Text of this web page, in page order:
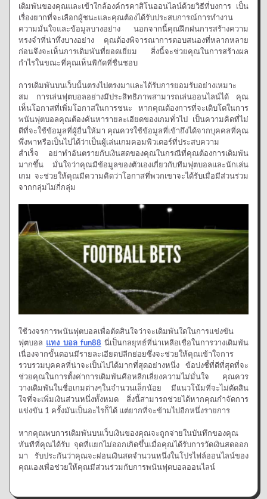
เดิมพันของคุณและเข้าใกล้องค์กรคาสิโนออนไลน์ด้วยวิธีที่บงการ เป็น
เรื่องยากที่จะเลือกผู้ชนะและคุณต้องได้รับประสบการณ์การทำงาน
ความมั่นใจและข้อมูลบางอย่าง นอกจากนี้คุณฝึกฝนการสร้างความ
ทรงจำที่น่าทึ่งบางอย่าง คุณต้องพิจารณาการตอบสนองที่หลากหลาย
ก่อนจึงจะเห็นการเดิมพันที่ยอดเยี่ยม สิ่งนี้จะช่วยคุณในการสร้างผล
กำไรในขณะที่คุณเห็นพิกัดที่ชื่นชอบ
การเดิมพันบนเว็บนั้นตรงไปตรงมาและได้รับการยอมรับอย่างเหมาะ
สม การเล่นฟุตบอลอย่างมีประสิทธิภาพสามารถเล่นออนไลน์ได้ คุณ
เห็นโอกาสที่เพิ่มโอกาสในการชนะ หากคุณต้องการที่จะเติบโตในการ
พนันฟุตบอลคุณต้องค้นหารายละเอียดของเกมทั่วไป เป็นความคิดที่ไม่
ดีที่จะใช้ข้อมูลที่ผู้อื่นให้มา คุณควรใช้ข้อมูลที่เข้าถึงได้จากบุคคลที่คุณ
พึ่งพาหรือเป็นไปได้ว่าเป็นผู้เล่นเกมคอมพิวเตอร์ที่ประสบความ
สำเร็จ อย่าทำอันตรายกับเงินสดของคุณในกรณีที่คุณต้องการเดิมพัน
มากขึ้น มั่นใจว่าคุณมีข้อมูลของตัวเองเกี่ยวกับทีมฟุตบอลและนักเล่น
เกม จะช่วยให้คุณมีความคิดว่าโอกาสที่พวกเขาจะได้รับเมื่อมีส่วนร่วม
จากกลุ่มไม่กี่กลุ่ม
ใช้วงจรการพนันฟุตบอลเพื่อตัดสินใจว่าจะเดิมพันใดในการแข่งขัน
ฟุตบอล แทง บอล fun88 นี่เป็นกลยุทธ์ที่น่าเหลือเชื่อในการวางเดิมพัน
เนื่องจากขั้นตอนมีรายละเอียดปลีกย่อยซึ่งจะช่วยให้คุณเข้าใจการ
รวบรวมบุคคลที่น่าจะเป็นไปได้มากที่สุดอย่างหนึ่ง ข้อบ่งชี้ที่ดีที่สุดที่จะ
ช่วยคุณในการตั้งค่าการเดิมพันคือหลีกเลี่ยงความไม่มั่นใจ คุณควร
วางเดิมพันในชื่อเกมต่างๆในจำนวนเล็กน้อย มีแนวโน้มที่จะไม่ตัดสิน
ใจที่จะเพิ่มเงินส่วนหนึ่งทั้งหมด สิ่งนี้สามารถช่วยได้หากคุณกำจัดการ
แข่งขัน 1 ครั้งมันเป็นอะไรก็ได้ แต่ยากที่จะข้ามไปอีกหนึ่งรายการ
หากคุณพบการเดิมพันบนเว็บเงินของคุณจะถูกจ่ายในบันทึกของคุณ
ทันทีที่คุณได้รับ จุดที่แยกไม่ออกเกิดขึ้นเมื่อคุณได้รับการวัดเงินสดออก
มา รับประกันว่าคุณจะผ่อนเงินสดจำนวนหนึ่งในโปรไฟล์ออนไลน์ของ
คุณเองเพื่อช่วยให้คุณมีส่วนร่วมกับการพนันฟุตบอลออนไลน์